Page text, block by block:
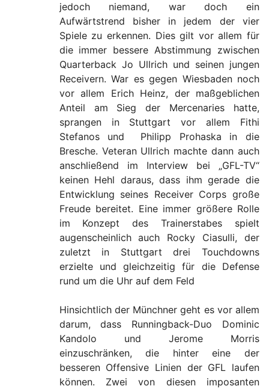
jedoch niemand, war doch ein
Aufwärtstrend bisher in jedem der vier
Spiele zu erkennen. Dies gilt vor allem für
die immer bessere Abstimmung zwischen
Quarterback Jo Ullrich und seinen jungen
Receivern. War es gegen Wiesbaden noch
vor allem Erich Heinz, der maßgeblichen
Anteil am Sieg der Mercenaries hatte,
sprangen in Stuttgart vor allem Fithi
Stefanos und Philipp Prohaska in die
Bresche. Veteran Ullrich machte dann auch
anschließend im Interview bei „GFL-TV“
keinen Hehl daraus, dass ihm gerade die
Entwicklung seines Receiver Corps große
Freude bereitet. Eine immer größere Rolle
im Konzept des Trainerstabes spielt
augenscheinlich auch Rocky Ciasulli, der
zuletzt in Stuttgart drei Touchdowns
erzielte und gleichzeitig für die Defense
rund um die Uhr auf dem Feld
Hinsichtlich der Münchner geht es vor allem
darum, dass Runningback-Duo Dominic
Kandolo und Jerome Morris
einzuschränken, die hinter eine der
besseren Offensive Linien der GFL laufen
können. Zwei von diesen imposanten